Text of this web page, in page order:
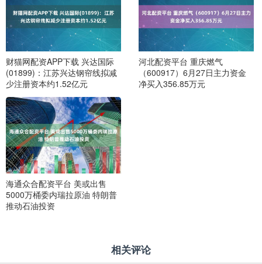
财猫网配资APP下载 兴达国际
(01899)：江苏兴达钢帘线拟减
少注册资本约1.52亿元
河北配资平台 重庆燃气
（600917）6月27日主力资金
净买入356.85万元
海通众合配资平台 美或出售
5000万桶委内瑞拉原油 特朗普
推动石油投资
相关评论